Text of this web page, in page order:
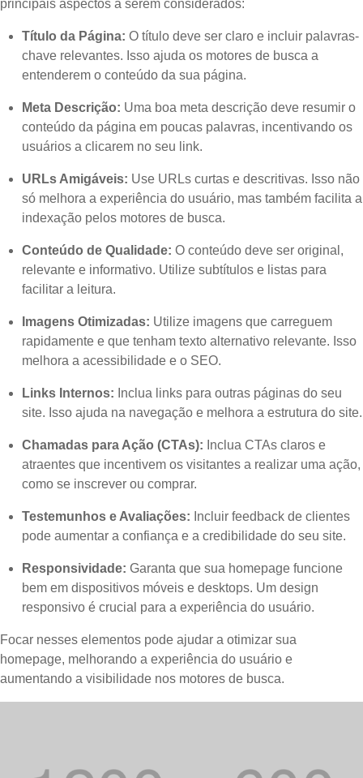
principais aspectos a serem considerados:
Título da Página: O título deve ser claro e incluir palavras-
chave relevantes. Isso ajuda os motores de busca a
entenderem o conteúdo da sua página.
Meta Descrição: Uma boa meta descrição deve resumir o
conteúdo da página em poucas palavras, incentivando os
usuários a clicarem no seu link.
URLs Amigáveis: Use URLs curtas e descritivas. Isso não
só melhora a experiência do usuário, mas também facilita a
indexação pelos motores de busca.
Conteúdo de Qualidade: O conteúdo deve ser original,
relevante e informativo. Utilize subtítulos e listas para
facilitar a leitura.
Imagens Otimizadas: Utilize imagens que carreguem
rapidamente e que tenham texto alternativo relevante. Isso
melhora a acessibilidade e o SEO.
Links Internos: Inclua links para outras páginas do seu
site. Isso ajuda na navegação e melhora a estrutura do site.
Chamadas para Ação (CTAs): Inclua CTAs claros e
atraentes que incentivem os visitantes a realizar uma ação,
como se inscrever ou comprar.
Testemunhos e Avaliações: Incluir feedback de clientes
pode aumentar a confiança e a credibilidade do seu site.
Responsividade: Garanta que sua homepage funcione
bem em dispositivos móveis e desktops. Um design
responsivo é crucial para a experiência do usuário.
Focar nesses elementos pode ajudar a otimizar sua
homepage, melhorando a experiência do usuário e
aumentando a visibilidade nos motores de busca.